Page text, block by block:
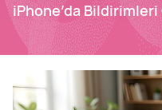
iPhone’da